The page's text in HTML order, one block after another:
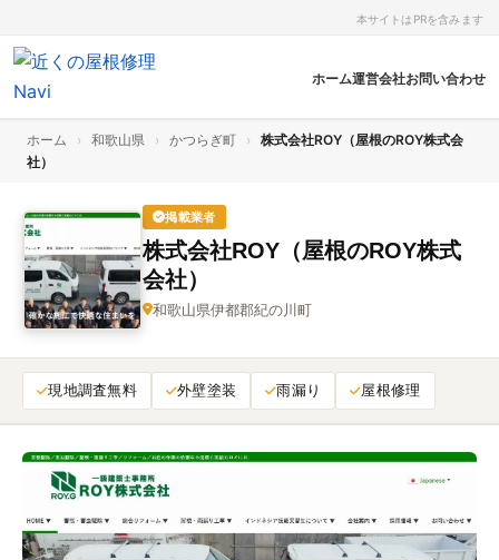
本サイトはPRを含みます
ホーム運営会社お問い合わせ
ホーム › 和歌山県 › かつらぎ町 ›
株式会社ROY（屋根のROY株式会
社）
掲載業者
株式会社ROY（屋根のROY株式
会社）
和歌山県伊都郡紀の川町
現地調査無料 外壁塗装 雨漏り 屋根修理